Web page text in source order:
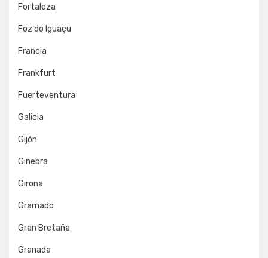
Fortaleza
Foz do Iguaçu
Francia
Frankfurt
Fuerteventura
Galicia
Gijón
Ginebra
Girona
Gramado
Gran Bretaña
Granada